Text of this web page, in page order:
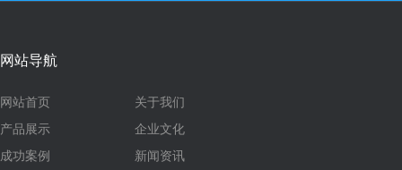
网站导航
网站首页
关于我们
产品展示
企业文化
成功案例
新闻资讯